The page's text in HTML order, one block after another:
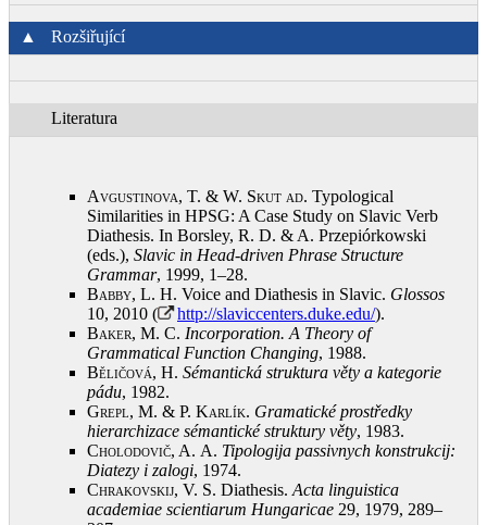
▲ Rozšiřující
Literatura
Avgustinova, T. & W. Skut ad. Typological
Similarities in HPSG: A Case Study on Slavic Verb
Diathesis. In Borsley, R. D. & A. Przepiórkowski
(eds.), Slavic in Head-driven Phrase Structure
Grammar, 1999, 1–28.
Babby, L. H. Voice and Diathesis in Slavic. Glossos
10, 2010 (
http://slaviccenters.duke.edu/).
Baker, M. C. Incorporation. A Theory of
Grammatical Function Changing, 1988.
Běličová, H. Sémantická struktura věty a kategorie
pádu, 1982.
Grepl, M. & P. Karlík. Gramatické prostředky
hierarchizace sémantické struktury věty, 1983.
Cholodovič, A. A. Tipologija passivnych konstrukcij:
Diatezy i zalogi, 1974.
Chrakovskij, V. S. Diathesis. Acta linguistica
academiae scientiarum Hungaricae 29, 1979, 289–